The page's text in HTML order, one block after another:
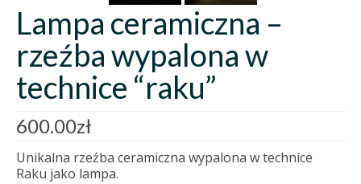
Lampa ceramiczna –
rzeźba wypalona w
technice “raku”
600.00zł
Unikalna rzeźba ceramiczna wypalona w technice
Raku jako lampa.